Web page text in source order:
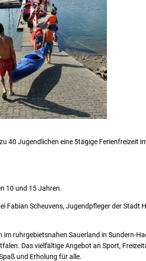
40 Jugendlichen eine 5tägige Ferienfreizeit
10 und 15 Jahren.
Fabian Scheuvens, Jugendpfleger der Stadt
ruhrgebietsnahen Sauerland in Sundern-
Das vielfältige Angebot an Sport,
und Erholung für alle.